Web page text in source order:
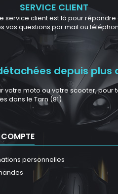
SERVICE CLIENT
service client est là pour répondre
vos questions par mail ou
depuis plus
moto ou votre scooter, pour
dans le Tarn (81)
personnelles